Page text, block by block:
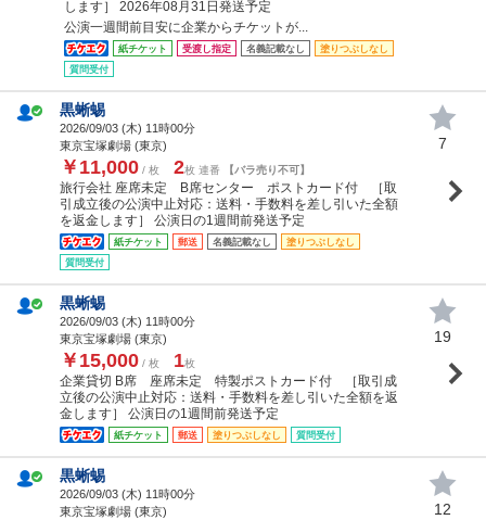
します］ 2026年08月31日発送予定
公演一週間前目安に企業からチケットが...
紙チケット 受渡し指定 名義記載なし
塗りつぶしなし
質問受付
黒蜥蜴
2026/09/03 (木) 11時00分
東京宝塚劇場 (東京)
￥11,000 / 枚 2枚 連番 【バラ売り不可】
旅行会社 座席未定 B席センター ポストカード付 ［取
引成立後の公演中止対応：送料・手数料を差し引いた全額
を返金します］ 公演日の1週間前発送予定
紙チケット 郵送 名義記載なし
塗りつぶしなし
質問受付
7
黒蜥蜴
2026/09/03 (木) 11時00分
東京宝塚劇場 (東京)
￥15,000 / 枚 1枚
企業貸切 B席 座席未定 特製ポストカード付 ［取引成
立後の公演中止対応：送料・手数料を差し引いた全額を返
金します］ 公演日の1週間前発送予定
紙チケット 郵送 塗りつぶしなし 質問受付
19
黒蜥蜴
2026/09/03 (木) 11時00分
東京宝塚劇場 (東京)
12